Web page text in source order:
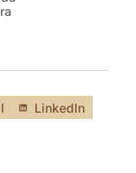
LinkedIn